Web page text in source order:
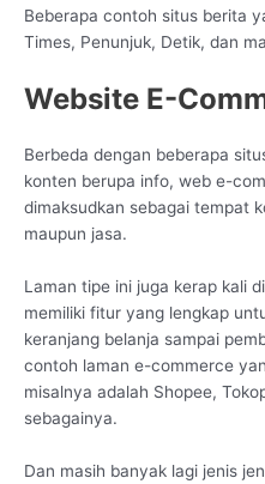
Beberapa contoh situs berita
Times, Penunjuk, Detik, dan
Website E-
Berbeda dengan beberapa
konten berupa info, web e-
dimaksudkan sebagai tempat
maupun jasa.
Laman tipe ini juga kerap kali
memiliki fitur yang lengkap
keranjang belanja sampai
contoh laman e-commerce
misalnya adalah Shopee,
sebagainya.
Dan masih banyak lagi jenis